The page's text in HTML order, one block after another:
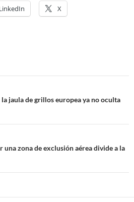
X
jaula de grillos europea ya no oculta
una zona de exclusión aérea divide a la